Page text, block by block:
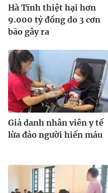
Hà Tĩnh thiệt hại hơn
9.000 tỷ đồng do 3 cơn
bão gây ra
Giả danh nhân viên y tế
lừa đảo người hiến máu